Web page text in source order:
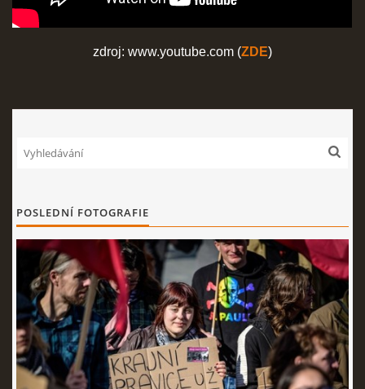
zdroj: www.youtube.com (ZDE)
POSLEDNÍ FOTOGRAFIE